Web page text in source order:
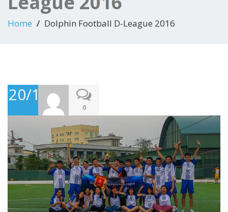
Home Dolphin Football D-League 2016
20/11/2016
0